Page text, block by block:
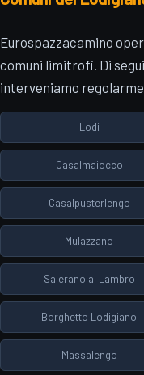
Eurospazzacamino
comuni limitrofi. Di
interveniamo
Lodi
Casalmaiocco
Casalpusterlengo
Mulazzano
Salerano al Lambro
Borghetto Lodigiano
Massalengo